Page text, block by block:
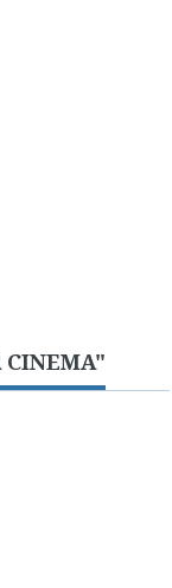
CINEMA"